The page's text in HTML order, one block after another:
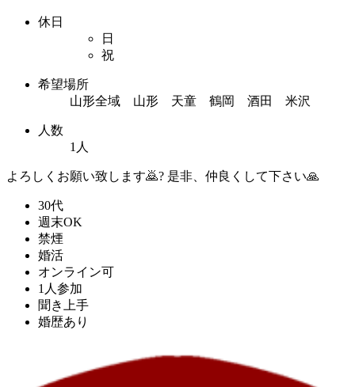
休日
日
祝
希望場所
山形全域 山形 天童 鶴岡 酒田 米沢
人数
1人
よろしくお願い致します🙇? 是非、仲良くして下さい🙏
30代
週末OK
禁煙
婚活
オンライン可
1人参加
聞き上手
婚歴あり